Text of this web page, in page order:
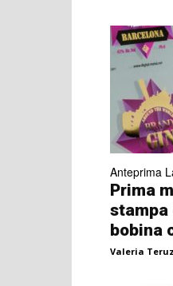
Anteprima
Prima
stampa
bobina
Valeria